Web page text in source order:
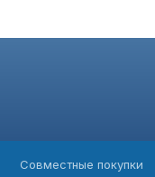
Совместные покупки